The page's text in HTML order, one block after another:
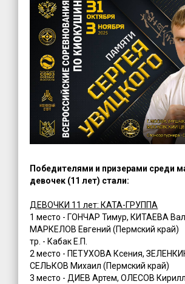
Победителями и призерами среди
девочек (11 лет) стали:
ДЕВОЧКИ 11 лет: КАТА-ГРУППА
1 место - ГОНЧАР Тимур, КИТАЕВА
МАРКЕЛОВ Евгений (Пермский край)
тр. - Кабак Е.П.
2 место - ПЕТУХОВА Ксения,
СЕЛЬКОВ Михаил (Пермский край)
3 место - ДИЕВ Артем, ОЛЕСОВ